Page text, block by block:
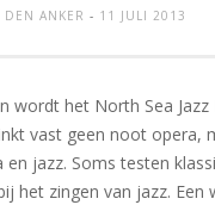
ANKER - 11 JULI 2013
wordt het North Sea Jazz
vast geen noot opera,
jazz. Soms testen
het zingen van jazz. Een